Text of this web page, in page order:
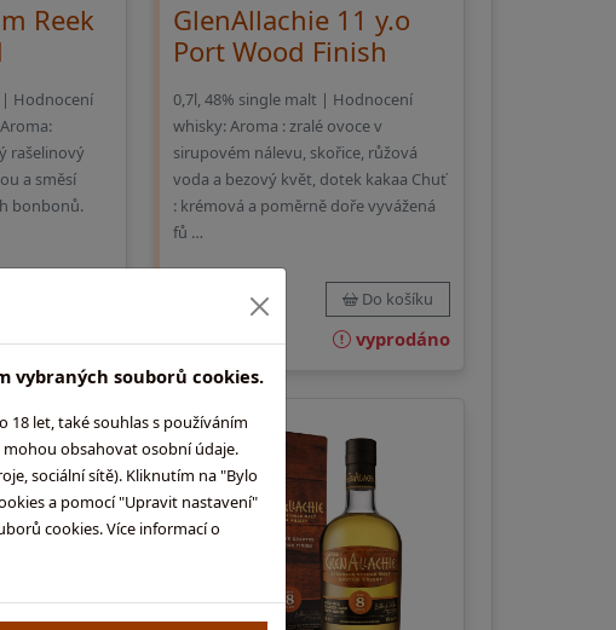
vybraných souborů cookies.
18 let, také souhlas s používáním
obsahovat osobní údaje.
sociální sítě). Kliknutím na "Bylo
a pomocí "Upravit nastavení"
cookies. Více informací o
Reek
| Hodnocení
rašelinový
a směsí
bonbonů.
(3 - 10 dní)
GlenAllachie 11 y.o
Port Wood Finish
0,7l, 48% single malt | Hodnocení
whisky: Aroma : zralé ovoce v
sirupovém nálevu, skořice, růžová
voda a bezový květ, dotek kakaa Chuť
: krémová a poměrně doře vyvážená
fů …
1 929,- Do košíku
vyprodáno